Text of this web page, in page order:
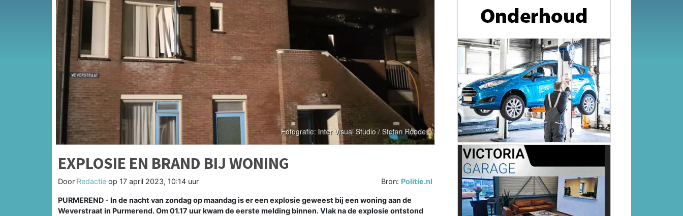
EXPLOSIE EN BRAND BIJ WONING
Door Redactie op 17 april 2023, 10:14 uur Bron: Politie.nl
PURMEREND - In de nacht van zondag op maandag is er een explosie geweest bij een woning aan de
Weverstraat in Purmerend. Om 01.17 uur kwam de eerste melding binnen. Vlak na de explosie ontstond